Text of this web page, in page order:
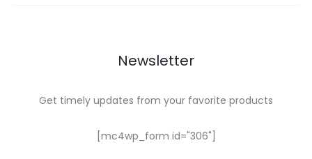
Newsletter
Get timely updates from your favorite products
[mc4wp_form id="306"]